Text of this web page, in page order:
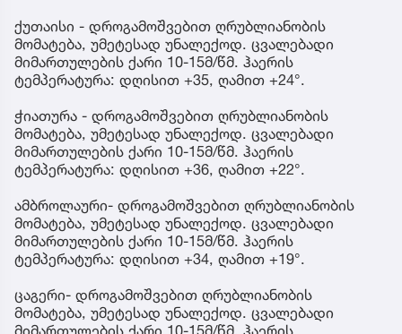
ქუთაისი - დროგამოშვებით ღრუბლიანობის
მომატება, უმეტესად უნალექოდ. ცვალებადი
მიმართულების ქარი 10-15მ/წმ. ჰაერის
ტემპერატურა: დღისით +35, ღამით +24°.
ჭიათურა - დროგამოშვებით ღრუბლიანობის
მომატება, უმეტესად უნალექოდ. ცვალებადი
მიმართულების ქარი 10-15მ/წმ. ჰაერის
ტემპერატურა: დღისით +36, ღამით +22°.
ამბროლაური- დროგამოშვებით ღრუბლიანობის
მომატება, უმეტესად უნალექოდ. ცვალებადი
მიმართულების ქარი 10-15მ/წმ. ჰაერის
ტემპერატურა: დღისით +34, ღამით +19°.
ცაგერი- დროგამოშვებით ღრუბლიანობის
მომატება, უმეტესად უნალექოდ. ცვალებადი
მიმართულების ქარი 10-15მ/წმ. ჰაერის